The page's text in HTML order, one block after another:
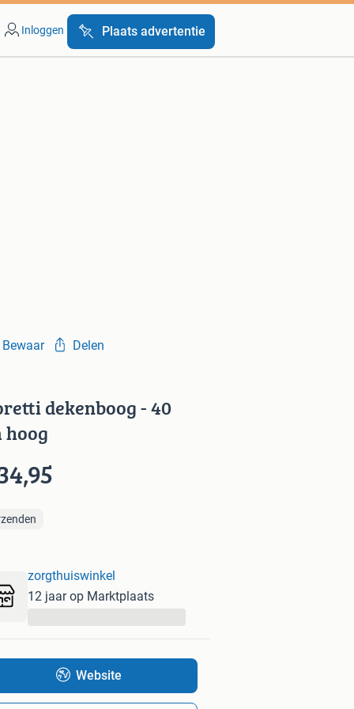
Inloggen Plaats advertentie
Bewaar Delen
dekenboog - 40
hoog
zorgthuiswinkel
12 jaar op Marktplaats
Website